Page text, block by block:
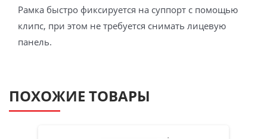
Рамка быстро фиксируется на суппорт с помощью
клипс, при этом не требуется снимать лицевую
панель.
ПОХОЖИЕ ТОВАРЫ